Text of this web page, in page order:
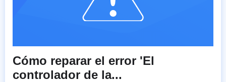
Cómo reparar el error 'El
controlador de la...